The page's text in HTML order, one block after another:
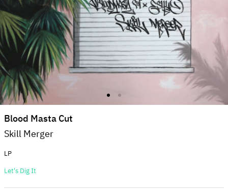
Blood Masta Cut
Skill Merger
LP
Let's Dig It